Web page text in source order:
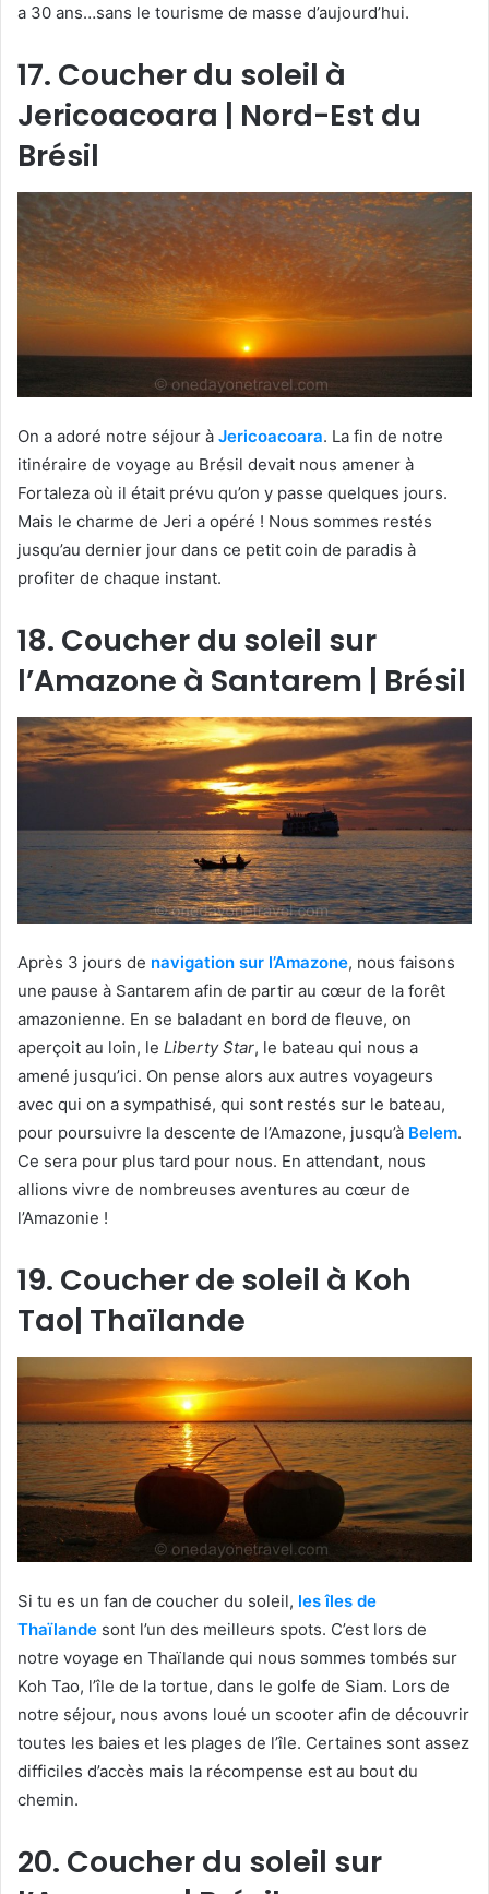
a 30 ans…sans le tourisme de masse d’aujourd’hui.
17. Coucher du soleil à
Jericoacoara | Nord-Est du
Brésil
On a adoré notre séjour à Jericoacoara. La fin de notre
itinéraire de voyage au Brésil devait nous amener à
Fortaleza où il était prévu qu’on y passe quelques jours.
Mais le charme de Jeri a opéré ! Nous sommes restés
jusqu’au dernier jour dans ce petit coin de paradis à
profiter de chaque instant.
18. Coucher du soleil sur
l’Amazone à Santarem | Brésil
Après 3 jours de navigation sur l’Amazone, nous faisons
une pause à Santarem afin de partir au cœur de la forêt
amazonienne. En se baladant en bord de fleuve, on
aperçoit au loin, le Liberty Star, le bateau qui nous a
amené jusqu’ici. On pense alors aux autres voyageurs
avec qui on a sympathisé, qui sont restés sur le bateau,
pour poursuivre la descente de l’Amazone, jusqu’à Belem.
Ce sera pour plus tard pour nous. En attendant, nous
allions vivre de nombreuses aventures au cœur de
l’Amazonie !
19. Coucher de soleil à Koh
Tao| Thaïlande
Si tu es un fan de coucher du soleil, les îles de
Thaïlande sont l’un des meilleurs spots. C’est lors de
notre voyage en Thaïlande qui nous sommes tombés sur
Koh Tao, l’île de la tortue, dans le golfe de Siam. Lors de
notre séjour, nous avons loué un scooter afin de découvrir
toutes les baies et les plages de l’île. Certaines sont assez
difficiles d’accès mais la récompense est au bout du
chemin.
20. Coucher du soleil sur